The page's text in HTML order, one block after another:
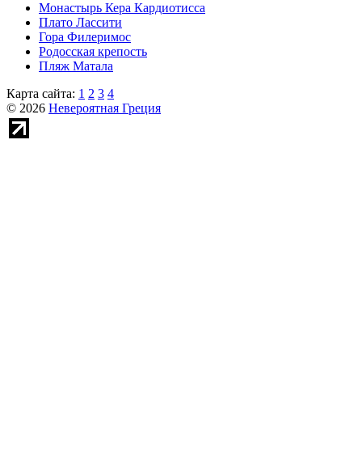
Монастырь Кера Кардиотисса
Плато Лассити
Гора Филеримос
Родосская крепость
Пляж Матала
Карта сайта: 1 2 3 4
© 2026 Невероятная Греция